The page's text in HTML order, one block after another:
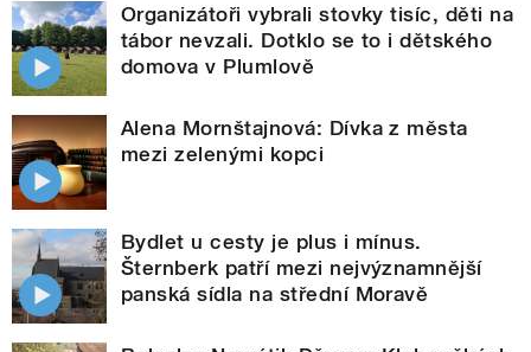
Organizátoři vybrali stovky tisíc, děti na
tábor nevzali. Dotklo se to i dětského
domova v Plumlově
Alena Mornštajnová: Dívka z města
mezi zelenými kopci
Bydlet u cesty je plus i mínus.
Šternberk patří mezi nejvýznamnější
panská sídla na střední Moravě